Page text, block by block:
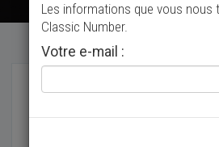
Les informations que vous nous
Classic Number.
Votre e-mail :